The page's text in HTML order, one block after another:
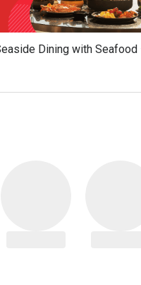
Dining with Seafood